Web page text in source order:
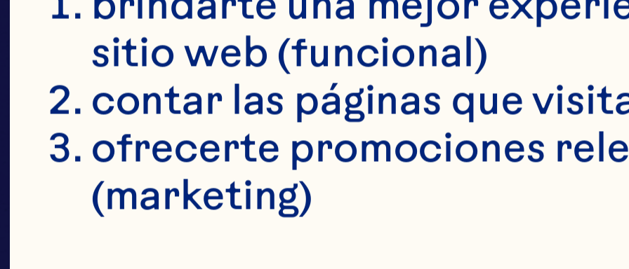
sitio web (funcional)
contar las páginas que
ofrecerte promociones
(marketing)